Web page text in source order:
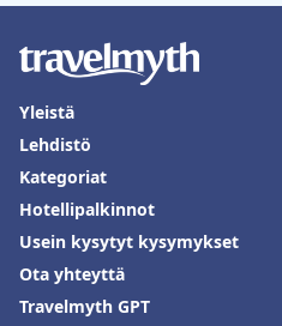
Yleistä
Lehdistö
Kategoriat
Hotellipalkinnot
Usein kysytyt kysymykset
Ota yhteyttä
Travelmyth GPT